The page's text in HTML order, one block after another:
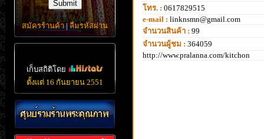
สมัครร้านค้า|ลืมรหัสผ่าน
เก็บสถิติโดย
ตั้งแต่ 16 กันยายน 2551
โทร. : 0617829515
e-mail : linknsmn@gmail.com
จำนวนสินค้า : 99
จำนวนผู้ชม : 364059
http://www.pralanna.com/kitchon